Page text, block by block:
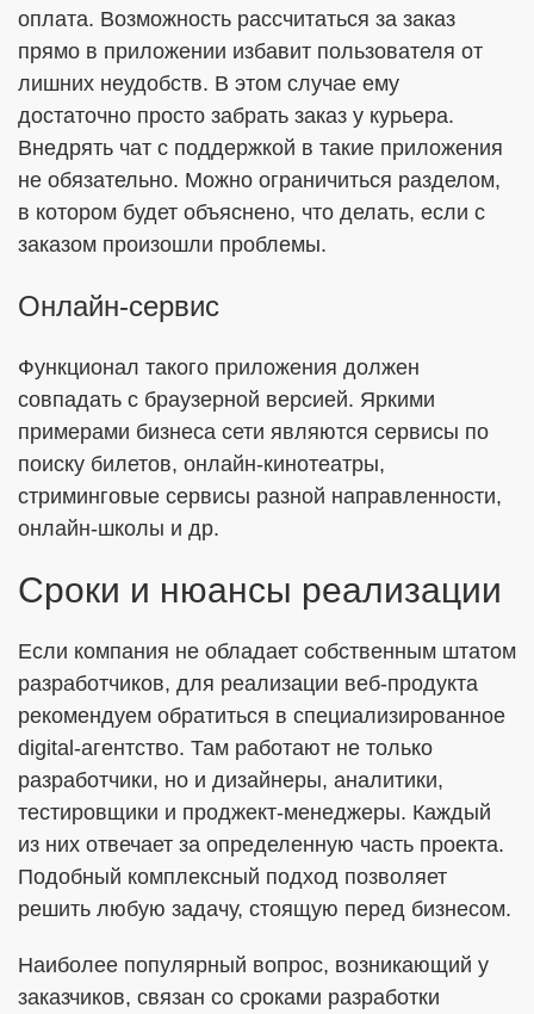
оплата. Возможность рассчитаться за заказ
прямо в приложении избавит пользователя от
лишних неудобств. В этом случае ему
достаточно просто забрать заказ у курьера.
Внедрять чат с поддержкой в такие приложения
не обязательно. Можно ограничиться разделом,
в котором будет объяснено, что делать, если с
заказом произошли проблемы.
Онлайн-сервис
Функционал такого приложения должен
совпадать с браузерной версией. Яркими
примерами бизнеса сети являются сервисы по
поиску билетов, онлайн-кинотеатры,
стриминговые сервисы разной направленности,
онлайн-школы и др.
Сроки и нюансы реализации
Если компания не обладает собственным штатом
разработчиков, для реализации веб-продукта
рекомендуем обратиться в специализированное
digital-агентство. Там работают не только
разработчики, но и дизайнеры, аналитики,
тестировщики и проджект-менеджеры. Каждый
из них отвечает за определенную часть проекта.
Подобный комплексный подход позволяет
решить любую задачу, стоящую перед бизнесом.
Наиболее популярный вопрос, возникающий у
заказчиков, связан со сроками разработки